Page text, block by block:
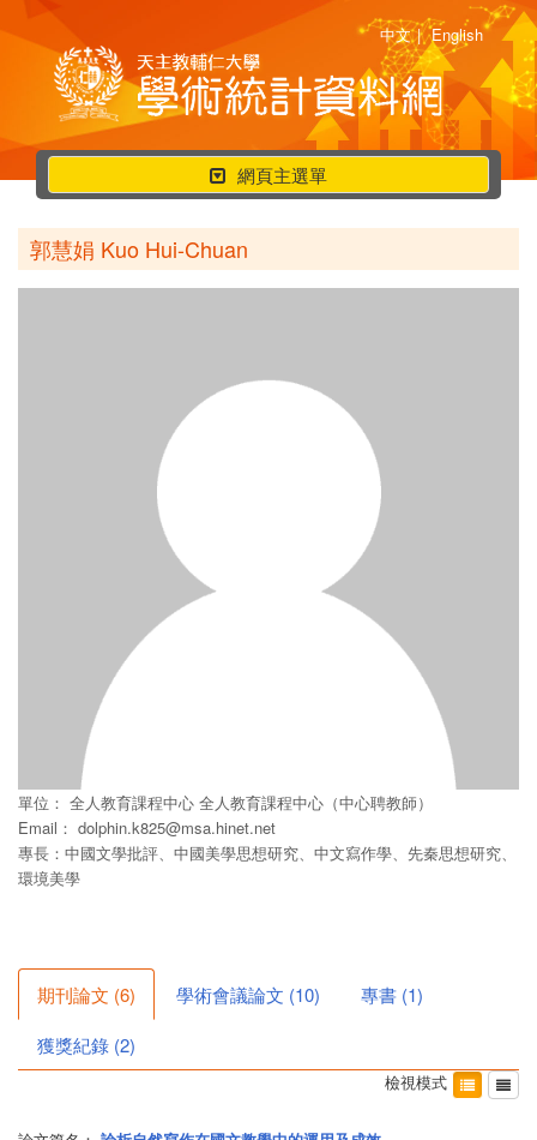
中文 | English
行
動
選
單
網頁主選單
郭慧娟 Kuo Hui-Chuan
單位： 全人教育課程中心 全人教育課程中心（中心聘教師）
Email： dolphin.k825@msa.hinet.net
專長：中國文學批評、中國美學思想研究、中文寫作學、先秦思想研究、
環境美學
期刊論文 (6) 學術會議論文 (10) 專書 (1)
獲獎紀錄 (2)
檢視模式